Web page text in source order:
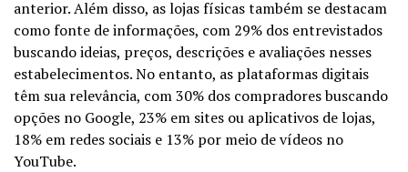
anterior. Além disso, as lojas físicas também se destacam
como fonte de informações, com 29% dos entrevistados
buscando ideias, preços, descrições e avaliações nesses
estabelecimentos. No entanto, as plataformas digitais
têm sua relevância, com 30% dos compradores buscando
opções no Google, 23% em sites ou aplicativos de lojas,
18% em redes sociais e 13% por meio de vídeos no
YouTube.